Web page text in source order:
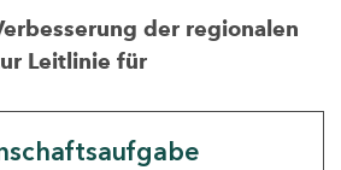
der regionalen
Leitlinie für